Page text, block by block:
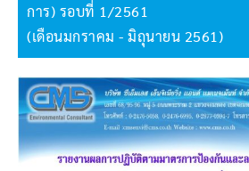
การ) รอบที่ 1/2561
(เดือนมกราคม - มิถุนายน 2561)